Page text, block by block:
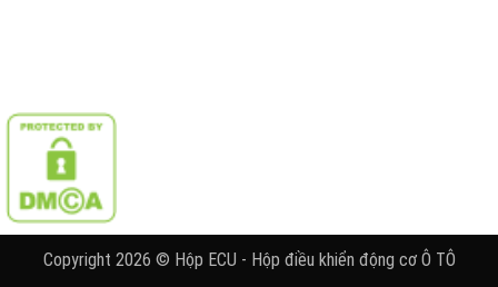
Copyright 2026 © Hộp ECU - Hộp điều khiển động cơ Ô TÔ